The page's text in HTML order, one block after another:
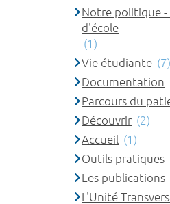
Notre politique
d'école
(1)
Vie étudiante (7)
Documentation
Parcours du
Découvrir (2)
Accueil (1)
Outils pratiques
Les publications
L'Unité